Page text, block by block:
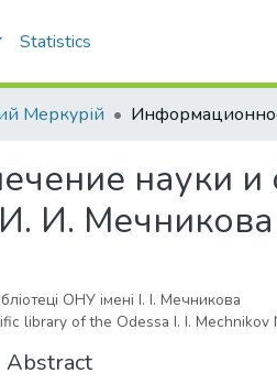
Statistics
Меркурій
науки и
И. Мечникова
ОНУ імені І. І. Мечникова
library of the Odessa I. I. Mechnikov
Abstract